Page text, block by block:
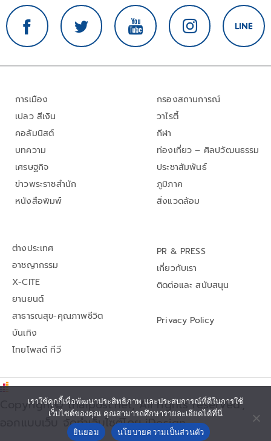
การเมือง
เปลว สีเงิน
คอลัมนิสต์
บทความ
เศรษฐกิจ
ข่าวพระราชสำนัก
หนังสือพิมพ์
กรองสถานการณ์
วาไรตี้
กีฬา
ท่องเที่ยว – ศิลปวัฒนธรรม
ประชาสัมพันธ์
ภูมิภาค
สิ่งแวดล้อม
ต่างประเทศ
อาชญากรรม
X-CITE
ยานยนต์
สาธารณสุข-คุณภาพชีวิต
บันเทิง
ไทยโพสต์ ทีวี
PR & PRESS
เกี่ยวกับเรา
ติดต่อและ สนับสนุน
Privacy Policy
Copyright© thaipost.net, All rights reserved.,
ออกแบบเว็บ จัดทำเว็บไซต์โดย iDesign
เราใช้คุกกี้เพื่อพัฒนาประสิทธิภาพ และประสบการณ์ที่ดีในการใช้
เว็บไซต์ของคุณ คุณสามารถศึกษารายละเอียดได้ที่นี่
ยินยอม
นโยบายความเป็นส่วนตัว